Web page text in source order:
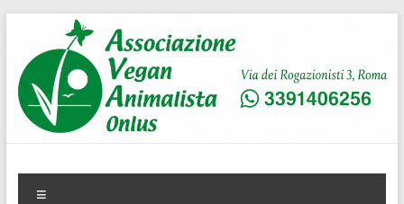
contenuto
AVA
Associazione Vegan Animalista